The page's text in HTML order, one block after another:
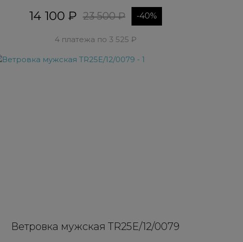
14 100 ₽ 23 500 ₽ -40%
4 платежа по 3 525 ₽
Ветровка мужская TR25E/12/0079